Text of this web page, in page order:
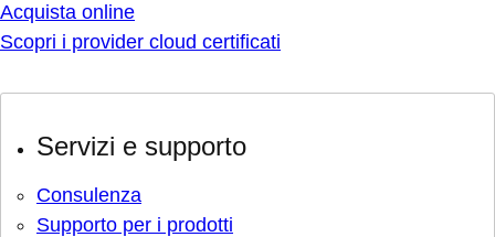
Acquista online
Scopri i provider cloud certificati
Servizi e supporto
Consulenza
Supporto per i prodotti